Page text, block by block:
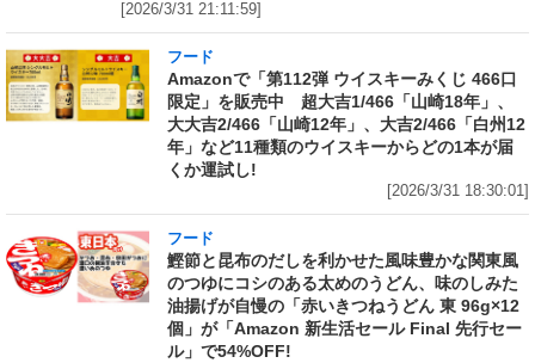
[2026/3/31 21:11:59]
フード
Amazonで「第112弾 ウイスキーみくじ 466口
限定」を販売中 超大吉1/466「山崎18年」、
大大吉2/466「山崎12年」、大吉2/466「白州12
年」など11種類のウイスキーからどの1本が届
くか運試し!
[2026/3/31 18:30:01]
フード
鰹節と昆布のだしを利かせた風味豊かな関東風
のつゆにコシのある太めのうどん、味のしみた
油揚げが自慢の「赤いきつねうどん 東 96g×12
個」が「Amazon 新生活セール Final 先行セー
ル」で54%OFF!